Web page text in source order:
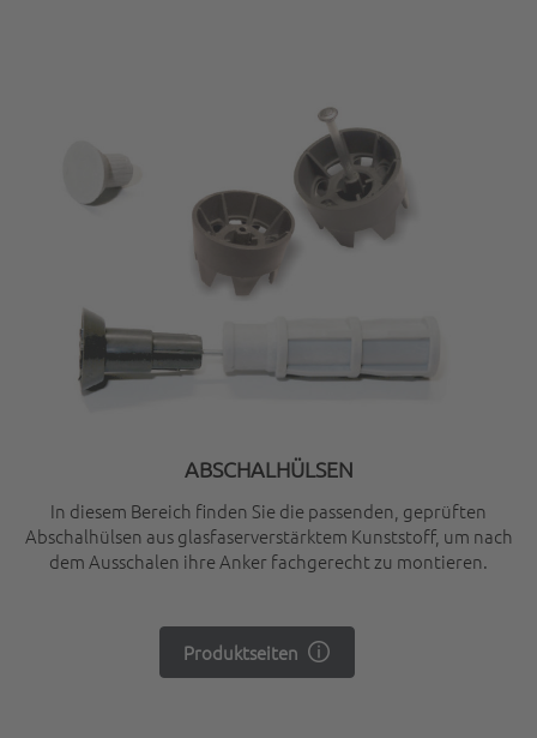
ABSCHALHÜLSEN
In diesem Bereich finden Sie die passenden, geprüften
Abschalhülsen aus glasfaserverstärktem Kunststoff, um nach
dem Ausschalen ihre Anker fachgerecht zu montieren.
Produktseiten